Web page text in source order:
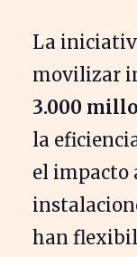
La
movilizar
3.000
la
el impacto
han